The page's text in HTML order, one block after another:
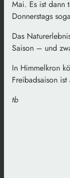
Mai. Es ist dann
Donnerstags
Das
Saison – und
In Himmelkron
Freibadsaison
tb